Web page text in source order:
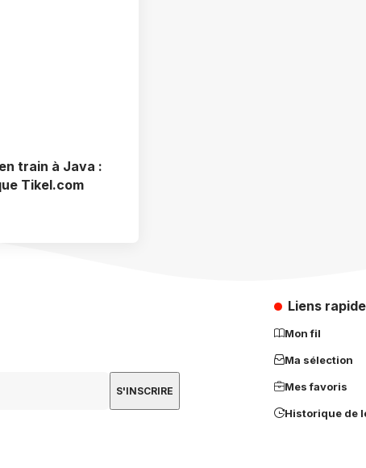
train à Java :
Tikel.com
Liens
Mon fil
Ma sélection
Mes favoris
Historique de